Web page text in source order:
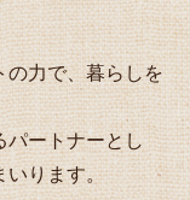
の力で、暮らしを
パートナーとし
いります。